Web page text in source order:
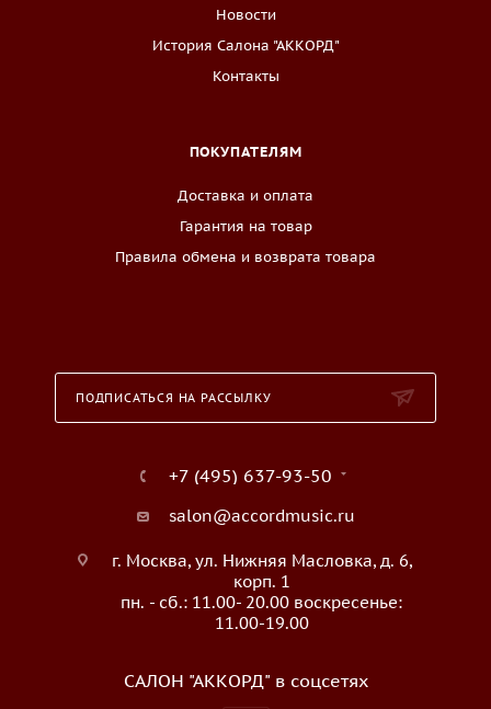
Новости
История Салона "АККОРД"
Контакты
ПОКУПАТЕЛЯМ
Доставка и оплата
Гарантия на товар
Правила обмена и возврата товара
ПОДПИСАТЬСЯ НА РАССЫЛКУ
+7 (495) 637-93-50
salon@accordmusic.ru
г. Москва, ул. Нижняя Масловка, д. 6,
корп. 1
пн. - сб.: 11.00- 20.00 воскресенье:
11.00-19.00
САЛОН "АККОРД" в соцсетях